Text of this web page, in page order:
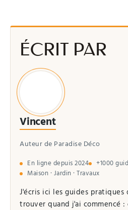
ÉCRIT PAR
Vincent
Auteur de Paradise Déco
En ligne depuis 2024
+1000
Maison · Jardin · Travaux
J'écris ici les guides pratiques
trouver quand j'ai commencé